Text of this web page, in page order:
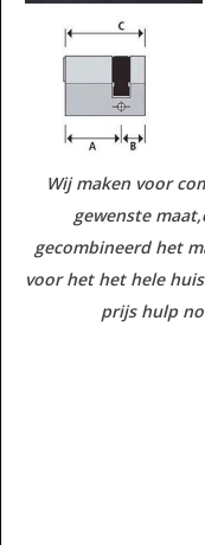
Wij maken voor
gewenste
gecombineerd het
voor het het hele
prijs hulp